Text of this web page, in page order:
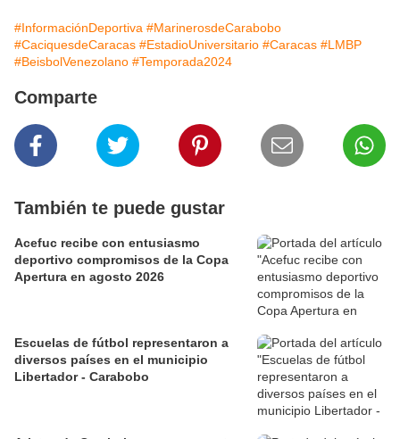
#InformaciónDeportiva #MarinerosdeCarabobo
#CaciquesdeCaracas #EstadioUniversitario #Caracas #LMBP
#BeisbolVenezolano #Temporada2024
Comparte
También te puede gustar
Acefuc recibe con entusiasmo
deportivo compromisos de la Copa
Apertura en agosto 2026
Escuelas de fútbol representaron a
diversos países en el municipio
Libertador - Carabobo